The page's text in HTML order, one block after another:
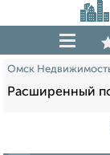
Омск
Расширенный